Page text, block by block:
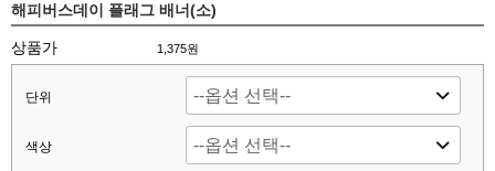
해피버스데이 플래그 배너(소)
상품가 1,375원
단위
색상